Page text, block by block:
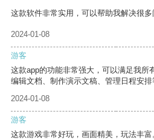
这款软件非常实用，可以帮助我解决很多
2024-01-08
游客
这款app的功能非常强大，可以满足我所
编辑文档、制作演示文稿、管理日程安排
2024-01-08
游客
这款游戏非常好玩，画面精美，玩法丰